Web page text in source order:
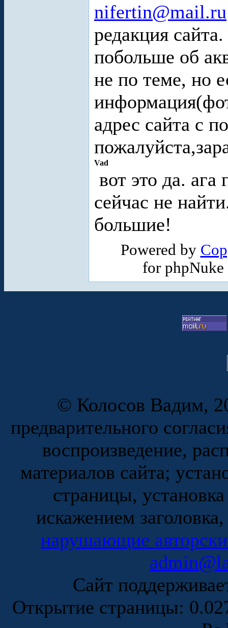
nifertin@mail.ru
редакция
побольше об
не по теме, но
адрес сайта с
Vad
вот это да. ага
сейчас не
большие!
Powered by
for
© Колосов Вадим,
предварительного
воспроизведение,
материалов сайта;
страницы,
искажением
нарушающие
Сайт
Открытие страницы: